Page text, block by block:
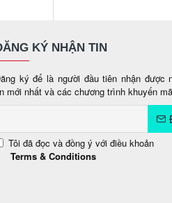
KÝ NHẬN TIN
ký để là người đầu tiên nhận được
mới nhất và các chương trình khuyến
Tôi đã đọc và đồng ý với điều khoản
Terms & Conditions